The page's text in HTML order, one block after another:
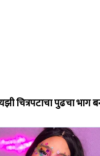
चित्रपटाचा पुढचा